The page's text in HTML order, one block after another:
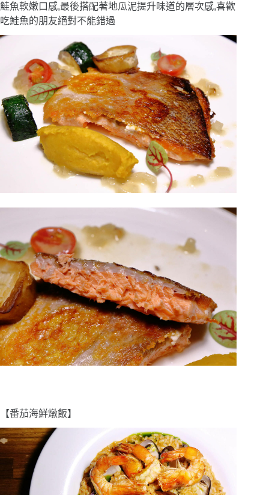
鮭魚軟嫩口感,最後搭配著地瓜泥提升味道的層次感,喜歡
吃鮭魚的朋友絕對不能錯過
【番茄海鮮燉飯】